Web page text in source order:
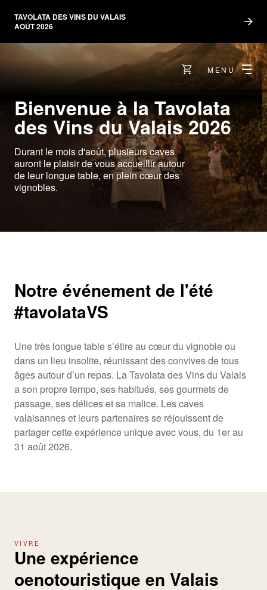
TAVOLATA DES VINS DU VALAIS
AOÛT 2026
MENU
Bienvenue à la Tavolata
des Vins du Valais 2026
Durant le mois d'août, plusieurs caves
auront le plaisir de vous accueillir autour
de leur longue table, en plein cœur des
vignobles.
Notre événement de l'été
#tavolataVS
Une très longue table s’étire au cœur du vignoble ou
dans un lieu insolite, réunissant des convives de tous
âges autour d’un repas. La Tavolata des Vins du Valais
a son propre tempo, ses habitués, ses gourmets de
passage, ses délices et sa malice. Les caves
valaisannes et leurs partenaires se réjouissent de
partager cette expérience unique avec vous, du 1er au
31 août 2026.
VIVRE
Une expérience
oenotouristique en Valais